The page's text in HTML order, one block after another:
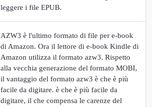
leggere i file EPUB.
AZW3 è l'ultimo formato di file per e-book
di Amazon. Ora il lettore di e-book Kindle di
Amazon utilizza il formato azw3. Rispetto
alla vecchia generazione del formato MOBI,
il vantaggio del formato azw3 è che è più
facile da digitare. è che è più facile da
digitare, il che compensa le carenze del